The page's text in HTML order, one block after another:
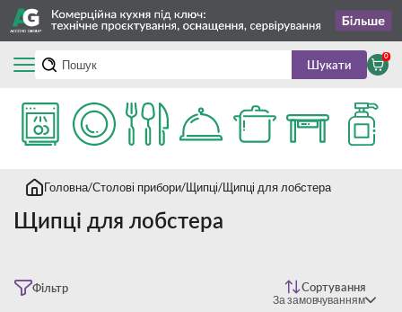
Шукати
0
Головна Столові прибори Щипці Щипці для лобстера
Щипці для лобстера
Фільтр Сортування
За замовчуванням